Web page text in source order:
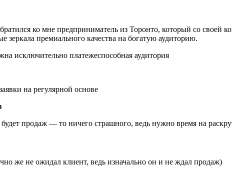
ко мне предприниматель из Торонто, который со своей
премиального качества на богатую аудиторию.
исключительно платежеспособная аудитория
на регулярной основе
продаж — то ничего страшного, ведь нужно время на
же не ожидал клиент, ведь изначально он и не ждал продаж)